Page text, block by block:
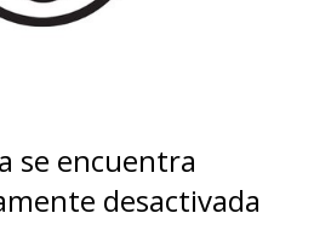
se encuentra
desactivada